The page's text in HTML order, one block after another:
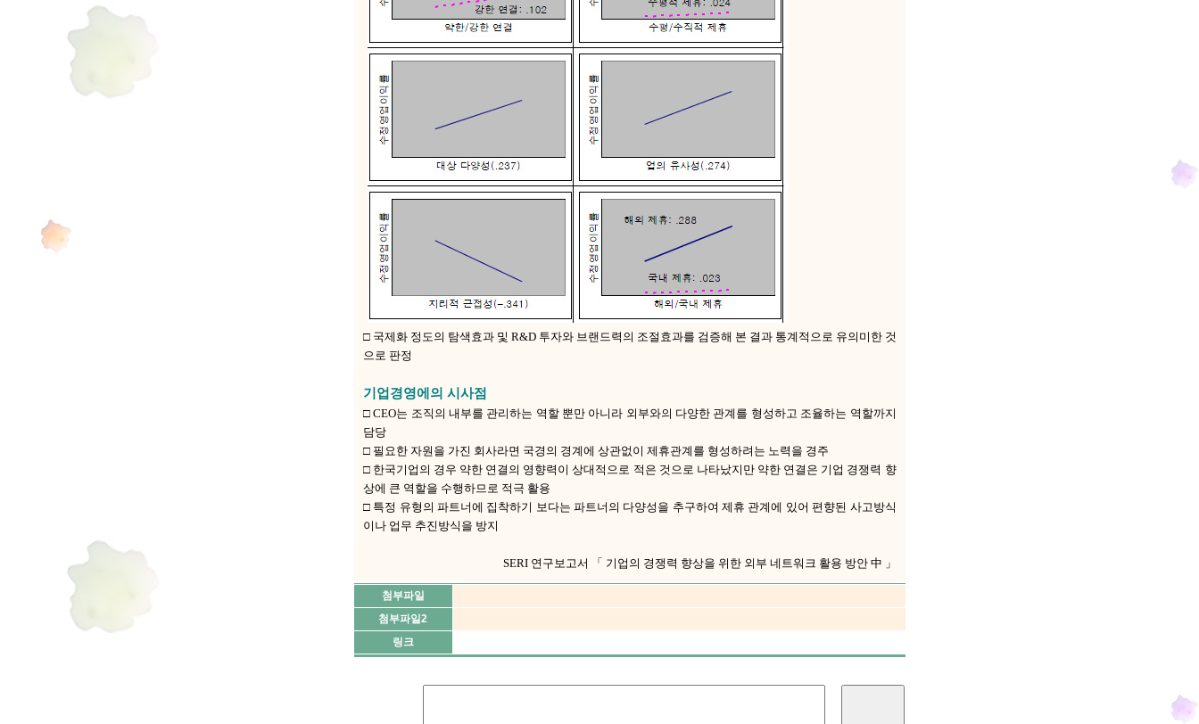
□ 국제화 정도의 탐색효과 및 R&D 투자와 브랜드력의 조절효과를 검증해 본 결과 통계적으로 유의미한 것
으로 판정
기업경영에의 시사점
□ CEO는 조직의 내부를 관리하는 역할 뿐만 아니라 외부와의 다양한 관계를 형성하고 조율하는 역할까지
담당
□ 필요한 자원을 가진 회사라면 국경의 경계에 상관없이 제휴관계를 형성하려는 노력을 경주
□ 한국기업의 경우 약한 연결의 영향력이 상대적으로 적은 것으로 나타났지만 약한 연결은 기업 경쟁력 향
상에 큰 역할을 수행하므로 적극 활용
□ 특정 유형의 파트너에 집착하기 보다는 파트너의 다양성을 추구하여 제휴 관계에 있어 편향된 사고방식
이나 업무 추진방식을 방지
SERI 연구보고서 「 기업의 경쟁력 향상을 위한 외부 네트워크 활용 방안 中 」
첨부파일
첨부파일2
링크